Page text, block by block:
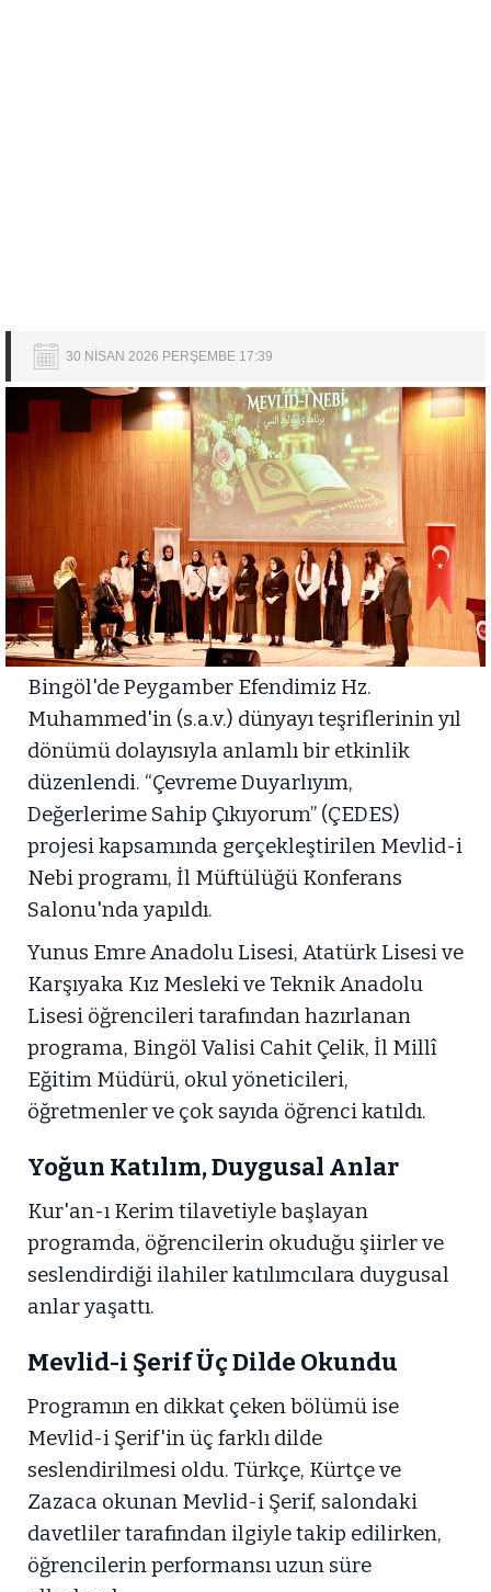
30 NİSAN 2026 PERŞEMBE 17:39
Bingöl'de Peygamber Efendimiz Hz.
Muhammed'in (s.a.v.) dünyayı teşriflerinin yıl
dönümü dolayısıyla anlamlı bir etkinlik
düzenlendi. “Çevreme Duyarlıyım,
Değerlerime Sahip Çıkıyorum” (ÇEDES)
projesi kapsamında gerçekleştirilen Mevlid-i
Nebi programı, İl Müftülüğü Konferans
Salonu'nda yapıldı.
Yunus Emre Anadolu Lisesi, Atatürk Lisesi ve
Karşıyaka Kız Mesleki ve Teknik Anadolu
Lisesi öğrencileri tarafından hazırlanan
programa, Bingöl Valisi Cahit Çelik, İl Millî
Eğitim Müdürü, okul yöneticileri,
öğretmenler ve çok sayıda öğrenci katıldı.
Yoğun Katılım, Duygusal Anlar
Kur'an-ı Kerim tilavetiyle başlayan
programda, öğrencilerin okuduğu şiirler ve
seslendirdiği ilahiler katılımcılara duygusal
anlar yaşattı.
Mevlid-i Şerif Üç Dilde Okundu
Programın en dikkat çeken bölümü ise
Mevlid-i Şerif'in üç farklı dilde
seslendirilmesi oldu. Türkçe, Kürtçe ve
Zazaca okunan Mevlid-i Şerif, salondaki
davetliler tarafından ilgiyle takip edilirken,
öğrencilerin performansı uzun süre